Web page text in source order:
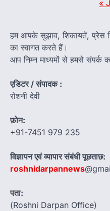
«
हम आपके सुझाव, शिकायतें, प्रेस
का स्वागत करते हैं।
आप निम्न माध्यमों से हमसे संपर्क
एडिटर / संपादक :
रोशनी देवी
फ़ोन:
+91-7451 979 235
विज्ञापन एवं व्यापार संबंधी पूछताछ:
roshnidarpannews
पता:
(Roshni Darpan Office)